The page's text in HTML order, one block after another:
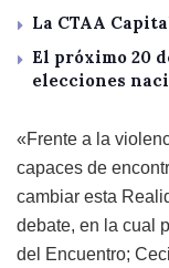
La CTAA
El próximo 20
elecciones
«Frente a la
capaces de
cambiar esta
debate, en la cual
del Encuentro;